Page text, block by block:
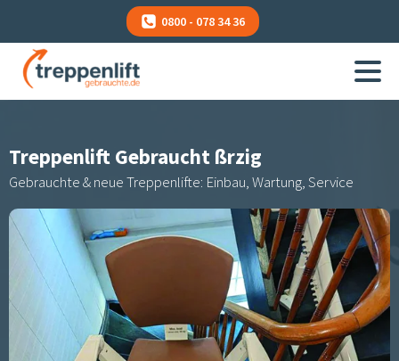
0800 - 078 34 36
Treppenlift Gebraucht ßrzig
Gebrauchte & neue Treppenlifte: Einbau, Wartung, Service